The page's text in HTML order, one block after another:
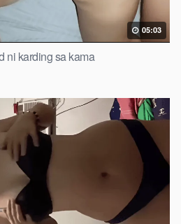
05:03
ni karding sa kama